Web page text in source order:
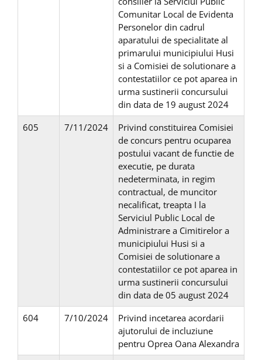
Comunitar Local de Evidenta
Personelor din cadrul
aparatului de specialitate al
primarului municipiului Husi
si a Comisiei de solutionare a
contestatiilor ce pot aparea in
urma sustinerii concursului
din data de 19 august 2024
605
7/11/2024
Privind constituirea Comisiei
de concurs pentru ocuparea
postului vacant de functie de
executie, pe durata
nedeterminata, in regim
contractual, de muncitor
necalificat, treapta I la
Serviciul Public Local de
Administrare a Cimitirelor a
municipiului Husi si a
Comisiei de solutionare a
contestatiilor ce pot aparea in
urma sustinerii concursului
din data de 05 august 2024
604
7/10/2024
Privind incetarea acordarii
ajutorului de incluziune
pentru Oprea Oana Alexandra